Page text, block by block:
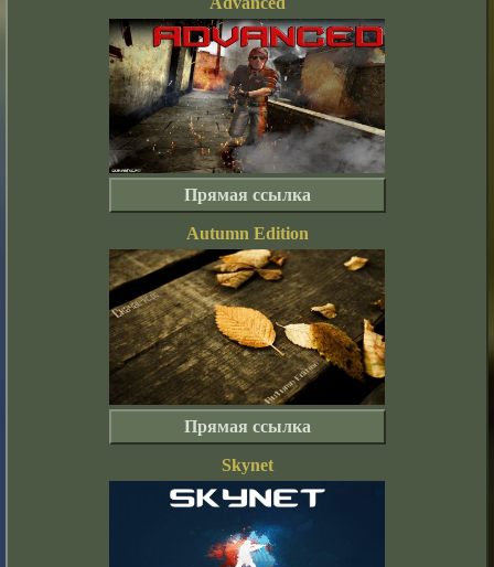
Прямая ссылка
Autumn Edition
Прямая ссылка
Skynet